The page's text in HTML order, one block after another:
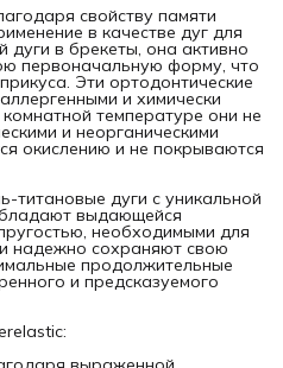
свойству памяти
в качестве дуг для
дуги в брекеты, она активно
первоначальную форму, что
Эти ортодонтические
и химически
температуре они не
и неорганическими
окислению и не покрываются
титановые дуги с уникальной
выдающейся
необходимыми для
надежно сохраняют свою
продолжительные
и предсказуемого